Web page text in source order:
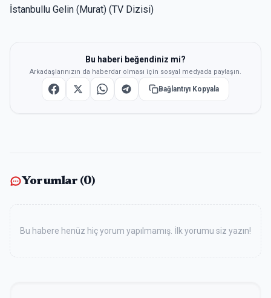
İstanbullu Gelin (Murat) (TV Dizisi)
Bu haberi beğendiniz mi?
Arkadaşlarınızın da haberdar olması için sosyal medyada paylaşın.
Bağlantıyı Kopyala
Yorumlar (0)
Bu habere henüz hiç yorum yapılmamış. İlk yorumu siz yazın!